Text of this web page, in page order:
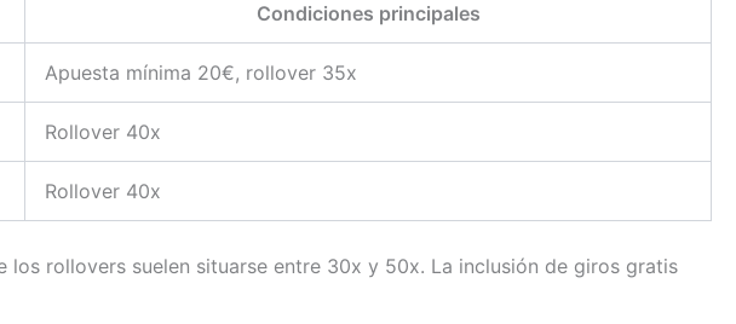
Condiciones principales
Apuesta mínima 20€, rollover 35x
Rollover 40x
Rollover 40x
rollovers suelen situarse entre 30x y 50x. La inclusión de giros gratis